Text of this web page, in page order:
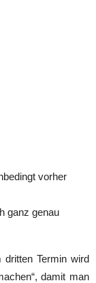
vorher
ganz genau
Termin wird
damit man